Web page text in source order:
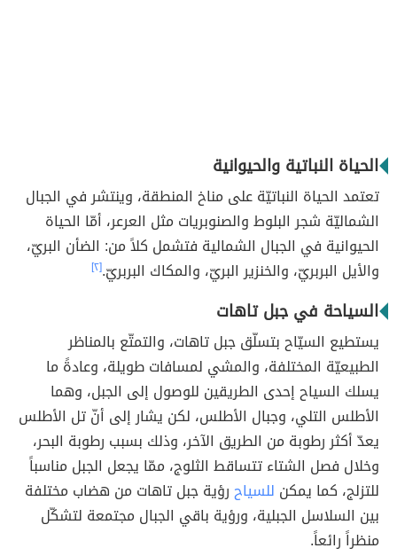
الحياة النباتية والحيوانية
تعتمد الحياة النباتيّة على مناخ المنطقة، وينتشر في الجبال
الشماليّة شجر البلوط والصنوبريات مثل العرعر، أمّا الحياة
الحيوانية في الجبال الشمالية فتشمل كلاً من: الضأن البريّ،
والأيل البربريّ، والخنزير البريّ، والمكاك البربريّ.[٢]
السياحة في جبل تاهات
يستطيع السيّاح بتسلّق جبل تاهات، والتمتّع بالمناظر
الطبيعيّة المختلفة، والمشي لمسافات طويلة، وعادةً ما
يسلك السياح إحدى الطريقين للوصول إلى الجبل، وهما
الأطلس التلي، وجبال الأطلس، لكن يشار إلى أنّ تل الأطلس
يعدّ أكثر رطوبة من الطريق الآخر، وذلك بسبب رطوبة البحر،
وخلال فصل الشتاء تتساقط الثلوج، ممّا يجعل الجبل مناسباً
للتزلج، كما يمكن للسياحرؤية جبل تاهات من هضاب مختلفة
بين السلاسل الجبلية، ورؤية باقي الجبال مجتمعة لتشكّل
منظراً رائعاً.